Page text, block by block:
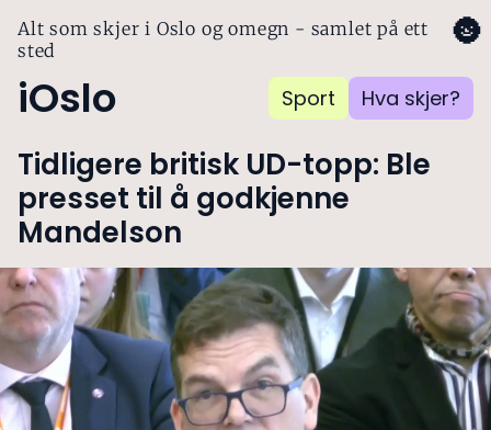
Alt som skjer i Oslo og omegn - samlet på ett
sted
iOslo Sport Hva skjer?
🌚
Tidligere britisk UD-topp: Ble
presset til å godkjenne
Mandelson